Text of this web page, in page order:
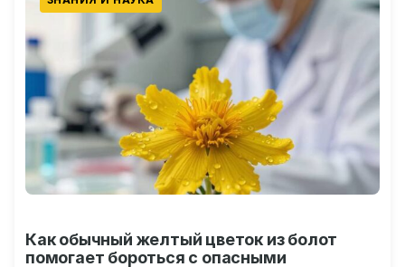
Как обычный желтый цветок из болот
помогает бороться с опасными